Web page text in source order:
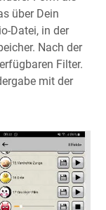
über Dein
Datei, in der
Nach der
Filter.
mit der